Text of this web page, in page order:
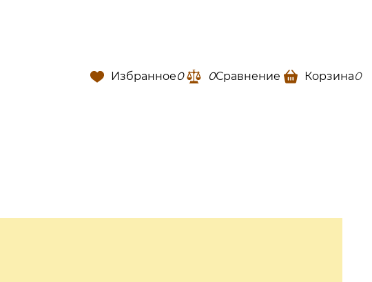
Избранное0 0Сравнение Корзина0